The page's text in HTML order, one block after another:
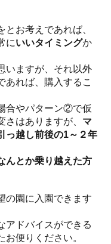
お考えであれば、
にいいタイミングか
いますが、それ以外
あれば、購入するこ
合やパターン②で仮
はありますが、 マ
っ越し前後の1～２年
んとか乗り越えた方
の園に入園できます
アドバイスができる
便りください。